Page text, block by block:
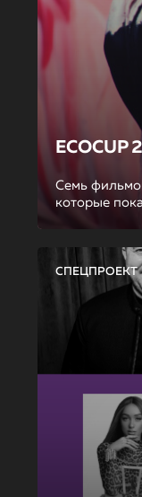
ECOCUP
Семь
которые
СПЕЦПРОЕКТ